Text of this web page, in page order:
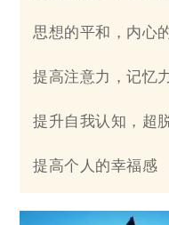
思想的平和，内心
提高注意力，记忆
提升自我认知，超
提高个人的幸福感